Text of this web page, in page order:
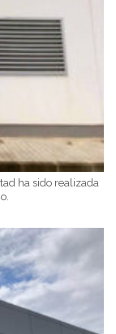
ha sido realizada